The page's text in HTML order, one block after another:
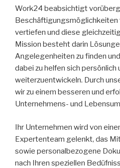
Work24 beabsichtigt
Beschäftigungsmöglichkeiten
vertiefen und diese
Mission besteht darin
Angelegenheiten zu finden
dabei zu helfen sich persönlich
weiterzuentwickeln. Durch
wir zu einem besseren und
Unternehmens- und
Ihr Unternehmen wird von
Expertenteam gelenkt, das
sowie personalbezogene
nach Ihren speziellen